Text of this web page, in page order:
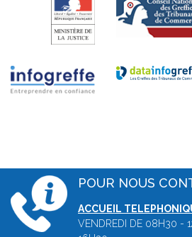
POUR NOUS
ACCUEIL
VENDREDI DE 08H30 -